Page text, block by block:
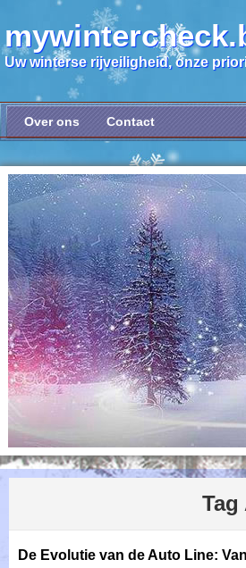
Uw winterse rijveiligheid, onze
Over ons Contact
Tag
De Evolutie van de Auto Line: